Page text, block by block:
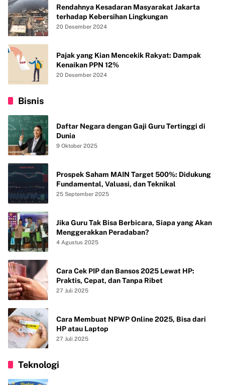
Rendahnya Kesadaran Masyarakat Jakarta
terhadap Kebersihan Lingkungan
20 Desember 2024
Pajak yang Kian Mencekik Rakyat: Dampak
Kenaikan PPN 12%
20 Desember 2024
Bisnis
Daftar Negara dengan Gaji Guru Tertinggi di
Dunia
9 Oktober 2025
Prospek Saham MAIN Target 500%: Didukung
Fundamental, Valuasi, dan Teknikal
25 September 2025
Jika Guru Tak Bisa Berbicara, Siapa yang Akan
Menggerakkan Peradaban?
4 Agustus 2025
Cara Cek PIP dan Bansos 2025 Lewat HP:
Praktis, Cepat, dan Tanpa Ribet
27 Juli 2025
Cara Membuat NPWP Online 2025, Bisa dari
HP atau Laptop
27 Juli 2025
Teknologi